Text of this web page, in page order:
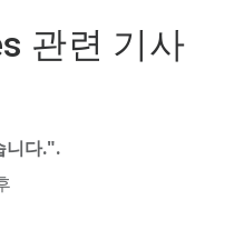
관련 기사
니다.".